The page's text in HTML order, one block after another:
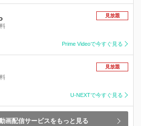
見放題
Prime Videoで今すぐ見る
見放題
U-NEXTで今すぐ見る
画配信サービスをもっと見る